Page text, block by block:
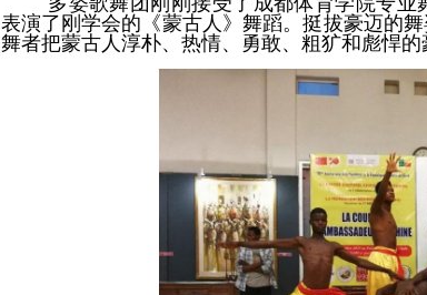
表演了刚学会的《蒙古人》舞蹈。挺拔豪迈的
舞者把蒙古人淳朴、热情、勇敢、粗犷和彪悍的